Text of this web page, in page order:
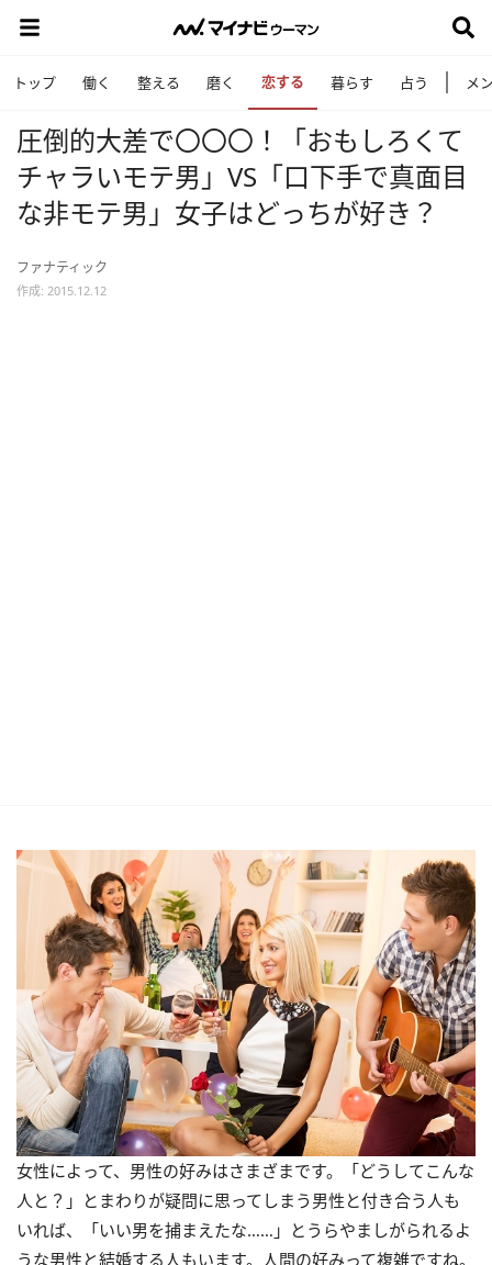
トップ 働く 整える 磨く 恋する 暮らす 占う メ
圧倒的大差で〇〇〇！「おもしろくて
チャラいモテ男」VS「口下手で真面目
な非モテ男」女子はどっちが好き？
ファナティック
作成: 2015.12.12
女性によって、男性の好みはさまざまです。「どうしてこんな
人と？」とまわりが疑問に思ってしまう男性と付き合う人も
いれば、「いい男を捕まえたな……」とうらやましがられるよ
うな男性と結婚する人もいます。人間の好みって複雑ですね。